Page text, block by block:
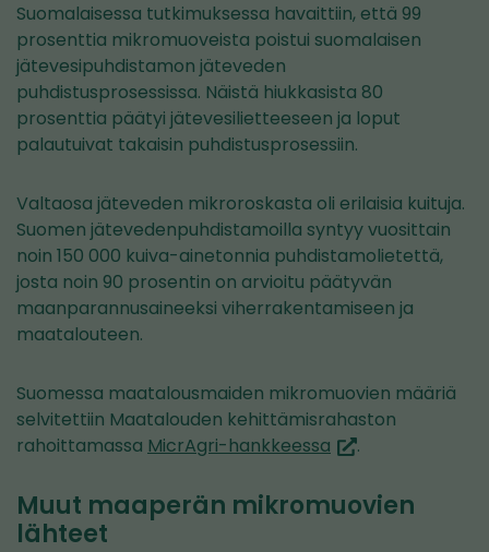
Suomalaisessa tutkimuksessa havaittiin, että 99
prosenttia mikromuoveista poistui suomalaisen
jätevesipuhdistamon jäteveden
puhdistusprosessissa. Näistä hiukkasista 80
prosenttia päätyi jätevesilietteeseen ja loput
palautuivat takaisin puhdistusprosessiin.
Valtaosa jäteveden mikroroskasta oli erilaisia kuituja.
Suomen jätevedenpuhdistamoilla syntyy vuosittain
noin 150 000 kuiva-ainetonnia puhdistamolietettä,
josta noin 90 prosentin on arvioitu päätyvän
maanparannusaineeksi viherrakentamiseen ja
maatalouteen.
Suomessa maatalousmaiden mikromuovien määriä
selvitettiin Maatalouden kehittämisrahaston
rahoittamassa MicrAgri-hankkeessa (siirryt
palveluun)
.
Muut maaperän mikromuovien
lähteet